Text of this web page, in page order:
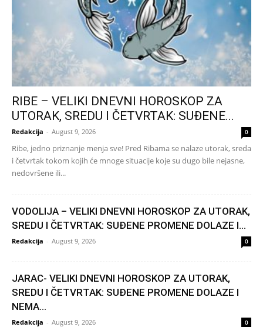
RIBE – VELIKI DNEVNI HOROSKOP ZA
UTORAK, SREDU I ČETVRTAK: SUĐENE...
Redakcija - August 9, 2026 0
Ribe, jedno priznanje menja sve! Pred Ribama se nalaze utorak, sreda
i četvrtak tokom kojih će mnoge situacije koje su dugo bile nejasne,
nedovršene ili...
VODOLIJA – VELIKI DNEVNI HOROSKOP ZA UTORAK,
SREDU I ČETVRTAK: SUĐENE PROMENE DOLAZE I...
Redakcija - August 9, 2026 0
JARAC- VELIKI DNEVNI HOROSKOP ZA UTORAK,
SREDU I ČETVRTAK: SUĐENE PROMENE DOLAZE I
NEMA...
Redakcija - August 9, 2026 0